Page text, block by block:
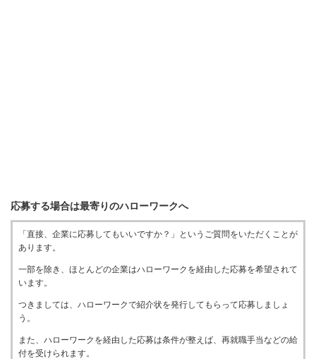
応募する場合は最寄りのハローワークへ
「直接、企業に応募してもいいですか？」というご質問をいただくことが
あります。
一部を除き、ほとんどの企業はハローワークを経由した応募を希望されて
います。
つきましては、ハローワークで紹介状を発行してもらって応募しましょ
う。
また、ハローワークを経由した応募は条件が整えば、再就職手当などの給
付を受けられます。